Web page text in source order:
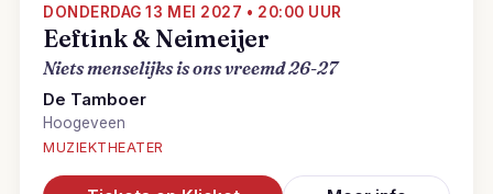
DONDERDAG 13 MEI 2027 • 20:00 UUR
Eeftink & Neimeijer
Niets menselijks is ons vreemd 26-27
De Tamboer
Hoogeveen
MUZIEKTHEATER